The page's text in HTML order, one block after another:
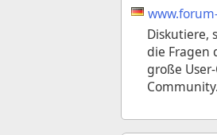
Diskutiere,
die Fragen
große
Community.